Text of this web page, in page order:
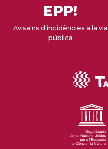
EPP!
Avisa'ns d'incidències a la via
pública